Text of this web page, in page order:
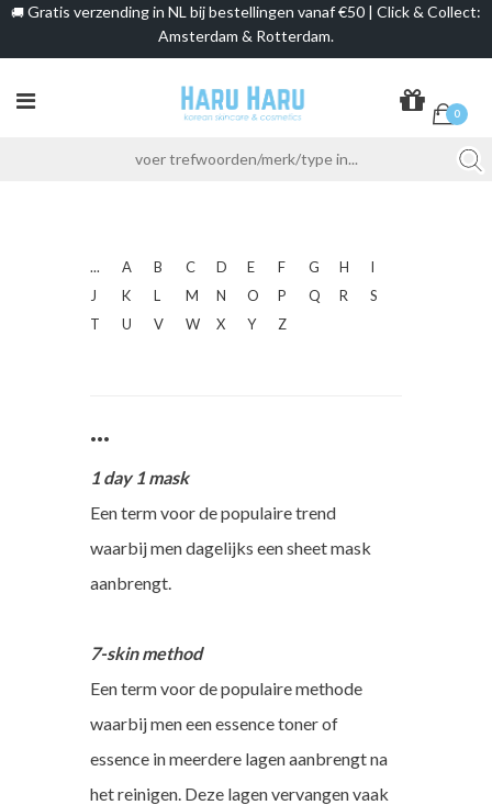
🚚 Gratis verzending in NL bij bestellingen vanaf €50 | Click & Collect:
Amsterdam & Rotterdam.
0
... A B C D E F G H
I
J
K L M N O P Q R
S
T
U V W X Y Z
...
1 day 1 mask
Een term voor de populaire trend
waarbij men dagelijks een sheet mask
aanbrengt.
7-skin method
Een term voor de populaire methode
waarbij men een essence toner of
essence in meerdere lagen aanbrengt na
het reinigen. Deze lagen vervangen vaak